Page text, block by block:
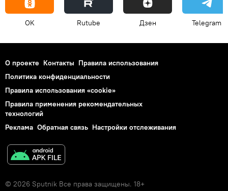
OK Rutube Дзен Telegram
О проекте Контакты Правила использования
Политика конфиденциальности
Правила использования «cookie»
Правила применения рекомендательных
технологий
Реклама Обратная связь Настройки отслеживания
© 2026 Sputnik Все права защищены. 18+